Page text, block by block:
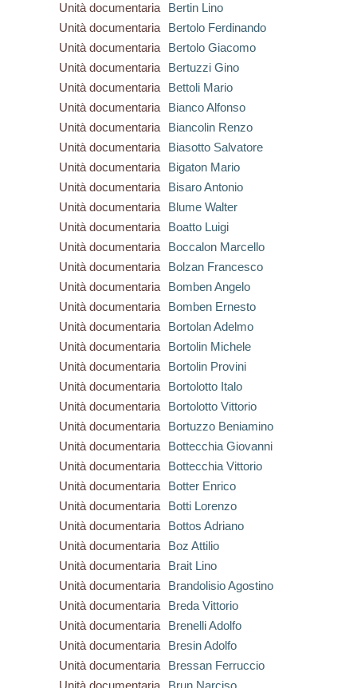
Unità documentaria
Bertin Lino
Unità documentaria
Bertolo Ferdinando
Unità documentaria
Bertolo Giacomo
Unità documentaria
Bertuzzi Gino
Unità documentaria
Bettoli Mario
Unità documentaria
Bianco Alfonso
Unità documentaria
Biancolin Renzo
Unità documentaria
Biasotto Salvatore
Unità documentaria
Bigaton Mario
Unità documentaria
Bisaro Antonio
Unità documentaria
Blume Walter
Unità documentaria
Boatto Luigi
Unità documentaria
Boccalon Marcello
Unità documentaria
Bolzan Francesco
Unità documentaria
Bomben Angelo
Unità documentaria
Bomben Ernesto
Unità documentaria
Bortolan Adelmo
Unità documentaria
Bortolin Michele
Unità documentaria
Bortolin Provini
Unità documentaria
Bortolotto Italo
Unità documentaria
Bortolotto Vittorio
Unità documentaria
Bortuzzo Beniamino
Unità documentaria
Bottecchia Giovanni
Unità documentaria
Bottecchia Vittorio
Unità documentaria
Botter Enrico
Unità documentaria
Botti Lorenzo
Unità documentaria
Bottos Adriano
Unità documentaria
Boz Attilio
Unità documentaria
Brait Lino
Unità documentaria
Brandolisio Agostino
Unità documentaria
Breda Vittorio
Unità documentaria
Brenelli Adolfo
Unità documentaria
Bresin Adolfo
Unità documentaria
Bressan Ferruccio
Unità documentaria
Brun Narciso